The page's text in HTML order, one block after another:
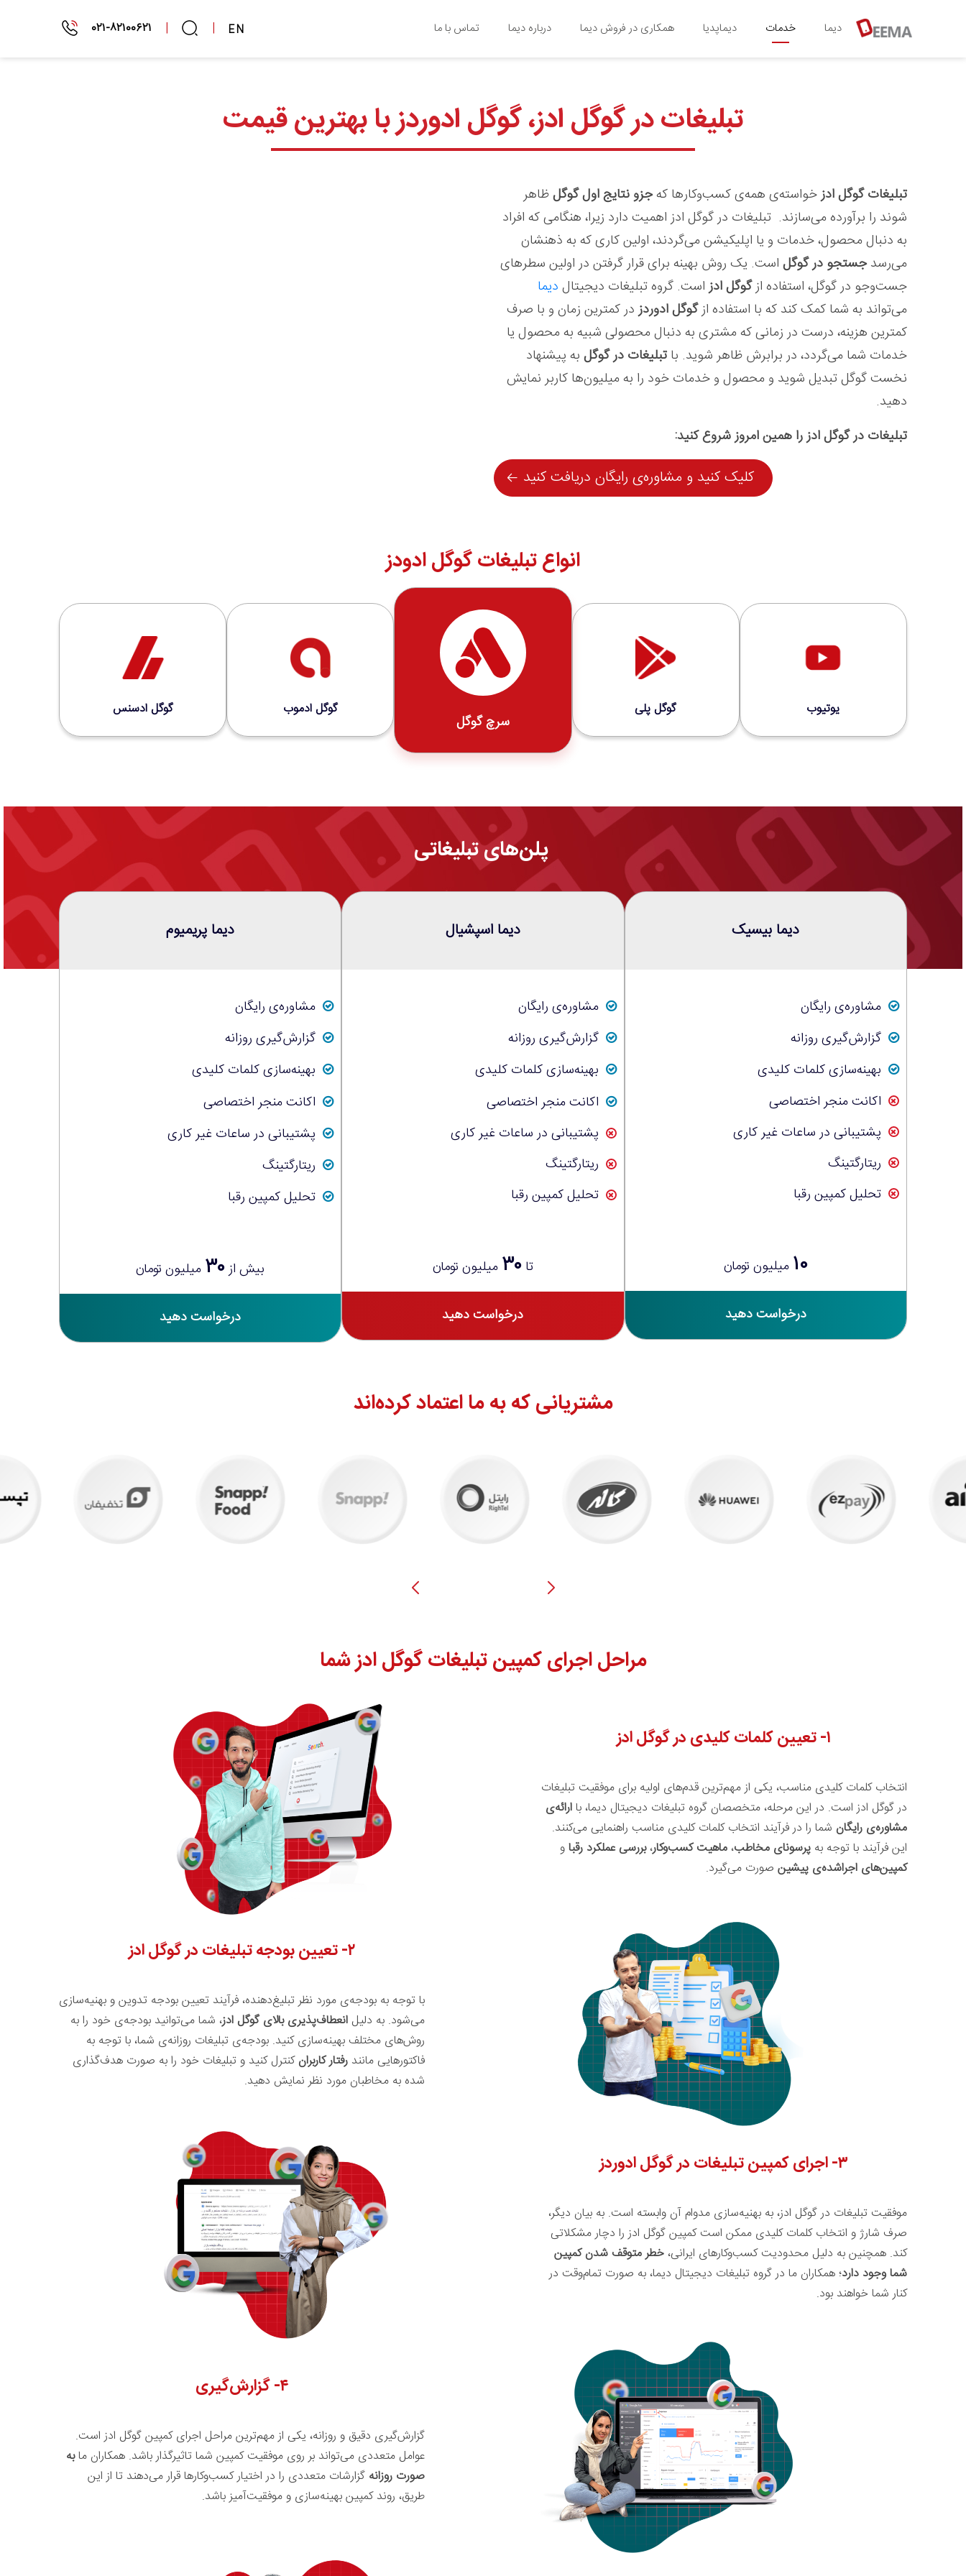
دیما خدمات دیماپدیا همکاری در فروش دیما درباره دیما تماس با ما EN
|
| ۰۲۱-۸۲۱۰۰۶۲۱
تبلیغات در گوگل ادز، گوگل ادوردز با بهترین قیمت
تبلیغات گوگل ادزخواسته‌ی همه‌ی کسب‌وکارها کهجزو نتایج اول گوگلظاهر
شوند را برآورده می‌سازند. تبلیغات در گوگل ادز اهمیت دارد زیرا، هنگامی که افراد
به دنبال محصول، خدمات و یا اپلیکیشن می‌گردند، اولین کاری که به ذهنشان
می‌رسدجستجو در گوگل است. یک روش بهینه برای قرار گرفتن در اولین سطرهای
جست‌وجو در گوگل، استفاده ازگوگل ادزاست. گروه تبلیغات دیجیتال دیما
می‌تواند به شما کمک کند که با استفاده ازگوگل ادوردزدر کمترین زمان و با صرف
کمترین هزینه، درست در زمانی که مشتری به دنبال محصولی شبیه به محصول یا
خدمات شما می‌گردد، در برابرش ظاهر شوید. باتبلیغات در گوگل به پیشنهاد
نخست گوگل تبدیل شوید و محصول و خدمات خود را به میلیون‌ها کاربر نمایش
دهید.
تبلیغات در گوگل ادز را همین امروز شروع کنید:
کلیک کنید و مشاوره‌ی رایگان دریافت کنید
انواع تبلیغات گوگل ادودز
یوتیوب گوگل پلی
سرچ گوگل
گوگل ادموب گوگل ادسنس
پلن‌های تبلیغاتی
دیما بیسیک
مشاوره‌ی رایگان
گزارش‌گیری روزانه
بهینه‌سازی کلمات کلیدی
اکانت منجر اختصاصی
پشتیبانی در ساعات غیر کاری
ریتارگتینگ
تحلیل کمپین رقبا
۱۰ میلیون تومان
درخواست دهید
دیما اسپشیال
مشاوره‌ی رایگان
گزارش‌گیری روزانه
بهینه‌سازی کلمات کلیدی
اکانت منجر اختصاصی
پشتیبانی در ساعات غیر کاری
ریتارگتینگ
تحلیل کمپین رقبا
تا۳۰ میلیون تومان
درخواست دهید
دیما پریمیوم
مشاوره‌ی رایگان
گزارش‌گیری روزانه
بهینه‌سازی کلمات کلیدی
اکانت منجر اختصاصی
پشتیبانی در ساعات غیر کاری
ریتارگتینگ
تحلیل کمپین رقبا
بیش از۳۰ میلیون تومان
درخواست دهید
مشتریانی که به ما اعتماد کرده‌اند
مراحل اجرای کمپین تبلیغات گوگل ادز شما
۱- تعیین کلمات کلیدیدر گوگل ادز
انتخاب کلمات کلیدی مناسب، یکی از مهم‌ترین قدم‌های اولیه برای موفقیت تبلیغات
در گوگل ادز است. در این مرحله، متخصصان گروه تبلیغات دیجیتال دیما، باارائه‌ی
مشاوره‌ی رایگان شما را در فرآیند انتخاب کلمات کلیدی مناسب راهنمایی می‌کنند.
این فرآیند با توجه بهپرسونای مخاطب،ماهیت کسب‌وکار،بررسی عملکرد رقباو
کمپین‌های اجراشده‌ی پیشین صورت می‌گیرد.
۲- تعیین بودجه تبلیغات در گوگل ادز
با توجه به بودجه‌ی مورد نظر تبلیغ‌دهنده، فرآیند تعیین بودجه تدوین و بهنیه‌سازی
می‌شود. به دلیل انعطاف‌پذیری بالای گوگل ادز، شما می‌توانید بودجه‌ی خود را به
روش‌های مختلف بهینه‌سازی کنید. بودجه‌ی تبلیغات روزانه‌ی شما، با توجه به
فاکتورهایی مانند رفتار کاربرانکنترل کنید و تبلیغات خود را به صورت هدف‌گذاری
شده به مخاطبان مورد نظر نمایش دهید.
۳- اجرای کمپینتبلیغات در گوگل ادوردز
موفقیت تبلیغات در گوگل ادز، به بهنیه‌سازی مدوام آن وابسته است. به بیان دیگر،
صرف شارژ و انتخاب کلمات کلیدی ممکن است کمپین گوگل ادز را دچار مشکلاتی
کند. همچنین به دلیل محدودیت کسب‌وکارهای ایرانی،خطر متوقف شدن کمپین
شما وجود دارد؛ همکاران ما در گروه تبلیغات دیجیتال دیما، به صورت تمام‌وقت در
کنار شما خواهند بود.
۴- گزارش‌گیری
گزارش‌گیری دقیق و روزانه، یکی از مهم‌ترین مراحل اجرای کمپین گوگل ادز است.
عوامل متعددی می‌تواند بر روی موفقیت کمپین شما تاثیرگذار باشد. همکاران مابه
صورت روزانه گزارشات متعددی را در اختیار کسب‌وکارها قرار می‌دهند تا از این
طریق، روند کمپین بهینه‌سازی و موفقیت‌آمیز باشد.